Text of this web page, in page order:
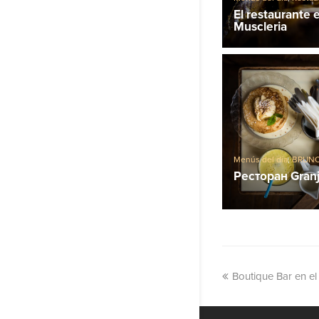
Restaurantes de
El restaurante
Muscleria
Menús del día,
en barcelona
Ресторан
Boutique Bar en